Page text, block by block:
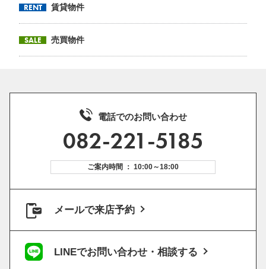
RENT 賃貸物件
SALE 売買物件
電話でのお問い合わせ
082-221-5185
ご案内時間 ： 10:00～18:00
メールで来店予約
LINEでお問い合わせ・相談する